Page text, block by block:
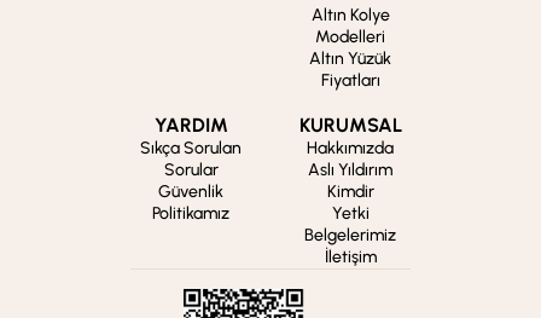
Altın Kolye
Modelleri
Altın Yüzük
Fiyatları
YARDIM
Sıkça Sorulan
Sorular
Güvenlik
Politikamız
KURUMSAL
Hakkımızda
Aslı Yıldırım
Kimdir
Yetki
Belgelerimiz
İletişim